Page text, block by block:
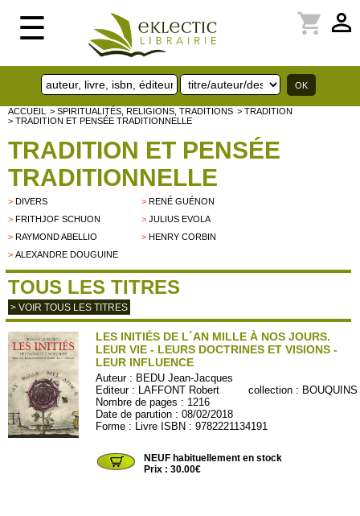
☰ perm_identity
shopping_cart
ACCUEIL > SPIRITUALITÉS, RELIGIONS, TRADITIONS > TRADITION
> TRADITION ET PENSÉE TRADITIONNELLE
TRADITION ET PENSÉE
TRADITIONNELLE
> DIVERS >RENÉ GUÉNON
> FRITHJOF SCHUON >JULIUS EVOLA
> RAYMOND ABELLIO >HENRY CORBIN
> ALEXANDRE DOUGUINE
TOUS LES TITRES
> VOIR TOUS LES TITRES
LES INITIÉS DE L´AN MILLE À NOS JOURS.
LEUR VIE - LEURS DOCTRINES ET VISIONS -
LEUR INFLUENCE
Auteur : BEDU Jean-Jacques
Editeur : LAFFONT Robert collection : BOUQUINS
Nombre de pages : 1216
Date de parution : 08/02/2018
Forme : Livre ISBN : 9782221134191
NEUF habituellement en stock
Prix : 30.00€